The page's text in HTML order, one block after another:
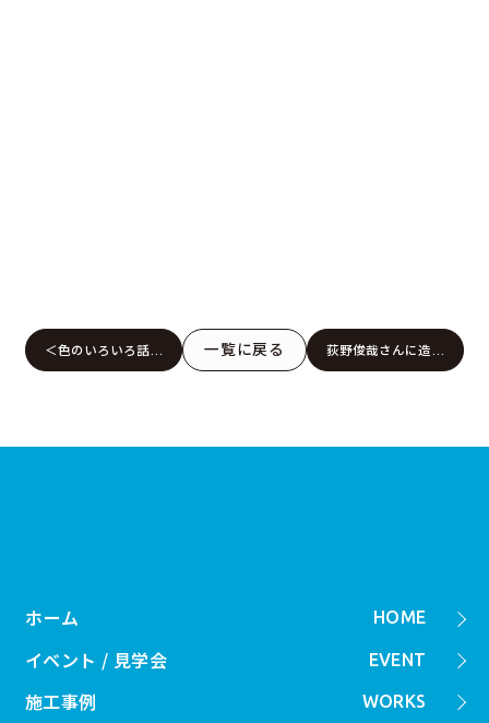
＜色のいろいろ話１
＞体調管理に一役
一覧に戻る
荻野俊哉さんに造園
を見に行きました。
HOME
ホーム
EVENT
イベント / 見学会
WORKS
施工事例